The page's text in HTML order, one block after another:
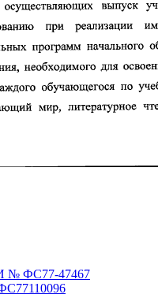
№ ФС77-47467